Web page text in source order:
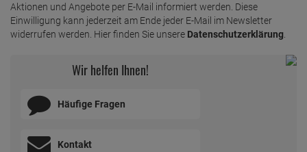
Aktionen und Angebote per E-Mail informiert werden. Diese
Einwilligung kann jederzeit am Ende jeder E-Mail im Newsletter
widerrufen werden. Hier finden Sie unsere Datenschutzerklärung.
Wir helfen Ihnen!
Häufige Fragen
Kontakt